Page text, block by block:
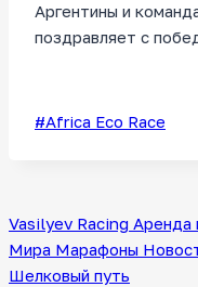
Аргентины и
поздравляет с
Метки
#Africa Eco Race
Vasilyev Racing Аренда
Мира Марафоны
Шелковый путь